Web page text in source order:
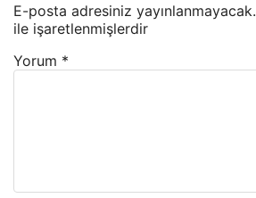
E-posta adresiniz yayınlanmayacak.
ile işaretlenmişlerdir
Yorum *